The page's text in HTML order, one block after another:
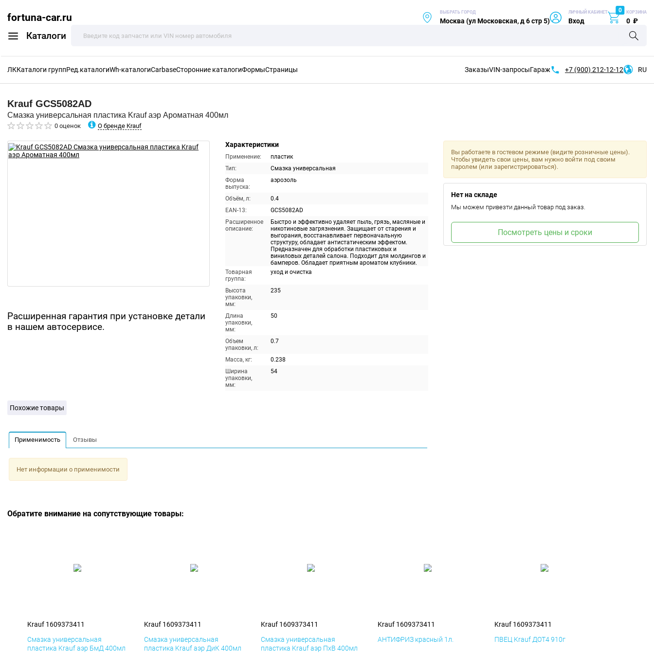
fortuna-car.ru
Каталоги
ВЫБРАТЬ ГОРОД
Москва (ул Московская, д 6 стр 5)
ЛИЧНЫЙ КАБИНЕТ
Вход
0 КОРЗИНА
0 ₽
ЛККаталоги группРед.каталогиWh-каталогиCarbaseСторонние каталогиФормыСтраницы ЗаказыVIN-запросыГараж +7 (900) 212-12-12 RU
Krauf GCS5082AD
Смазка универсальная пластика Krauf аэр Ароматная 400мл
0 оценок О бренде Krauf
Расширенная гарантия при установке детали
в нашем автосервисе.
Характеристики
Применение:
пластик
Тип:
Смазка универсальная
Форма
выпуска:
аэрозоль
Объём, л:
0.4
EAN-13:
GCS5082AD
Расширенное
описание:
Быстро и эффективно удаляет пыль, грязь, масляные и
никотиновые загрязнения. Защищает от старения и
выгорания, восстанавливает первоначальную
структуру, обладает антистатическим эффектом.
Предназначен для обработки пластиковых и
виниловых деталей салона. Подходит для молдингов и
бамперов. Обладает приятным ароматом клубники.
Товарная
группа:
уход и очистка
Высота
упаковки,
мм:
235
Длина
упаковки,
мм:
50
Объем
упаковки, л:
0.7
Масса, кг:
0.238
Ширина
упаковки,
мм:
54
Вы работаете в гостевом режиме (видите розничные цены).
Чтобы увидеть свои цены, вам нужно войти под своим
паролем (или зарегистрироваться).
Нет на складе
Мы можем привезти данный товар под заказ.
Посмотреть цены и сроки
Похожие товары
Применимость Отзывы
Нет информации о применимости
Обратите внимание на сопутствующие товары:
Krauf 1609373411
Смазка универсальная
пластика Krauf аэр БмД 400мл
Krauf 1609373411
Смазка универсальная
пластика Krauf аэр ДиК 400мл
Krauf 1609373411
Смазка универсальная
пластика Krauf аэр ПхВ 400мл
Krauf 1609373411
АНТИФРИЗ красный 1л.
Krauf 1609373411
ПВЕЦ Krauf ДОТ4 910г